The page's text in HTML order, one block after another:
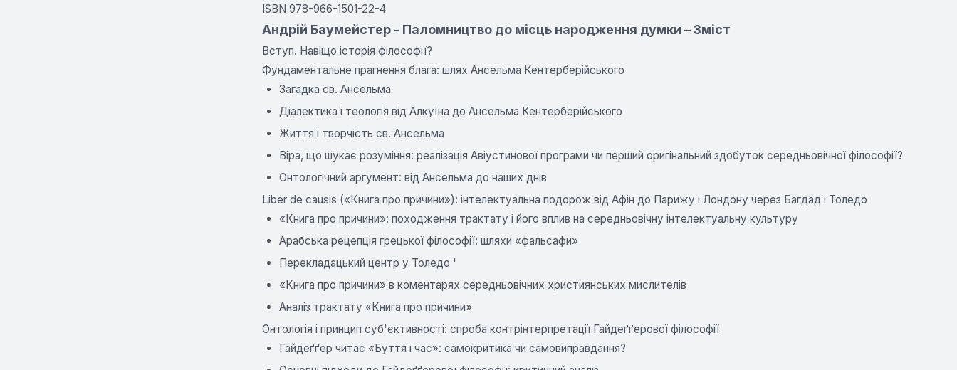
ISBN 978-966-1501-22-4
Андрій Баумейстер - Паломництво до місць народження думки – Зміст
Вступ. Навіщо історія філософії?
Фундаментальне прагнення блага: шлях Ансельма Кентерберійського
Загадка св. Ансельма
Діалектика і теологія від Алкуїна до Ансельма Кентерберійського
Життя і творчість св. Ансельма
Віра, що шукає розуміння: реалізація Авіустинової програми чи перший оригінальний здобуток середньовічної філософії?
Онтологічний аргумент: від Ансельма до наших днів
Liber de causis («Книга про причини»): інтелектуальна подорож від Афін до Парижу і Лондону через Багдад і Толедо
«Книга про причини»: походження трактату і його вплив на середньовічну інтелектуальну культуру
Арабська рецепція грецької філософії: шляхи «фальсафи»
Перекладацький центр у Толедо '
«Книга про причини» в коментарях середньовічних християнських мислителів
Аналіз трактату «Книга про причини»
Онтологія і принцип суб'єктивності: спроба контрінтерпретації Гайдеґґерової філософії
Гайдеґґер читає «Буття і час»: самокритика чи самовиправдання?